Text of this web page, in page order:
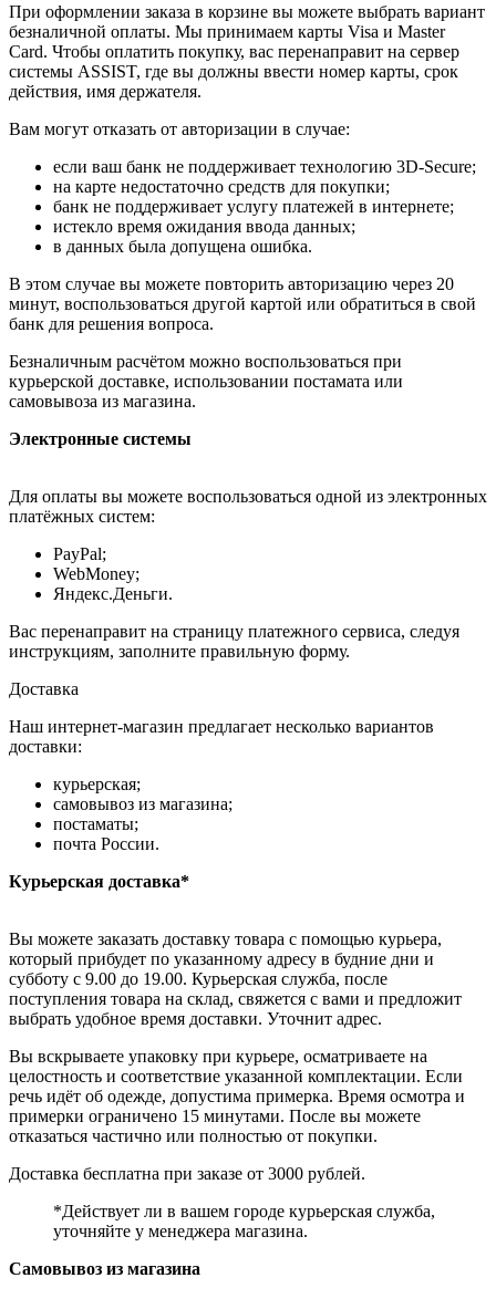
При оформлении заказа в корзине вы можете выбрать вариант
безналичной оплаты. Мы принимаем карты Visa и Master
Card. Чтобы оплатить покупку, вас перенаправит на сервер
системы ASSIST, где вы должны ввести номер карты, срок
действия, имя держателя.
Вам могут отказать от авторизации в случае:
если ваш банк не поддерживает технологию 3D-Secure;
на карте недостаточно средств для покупки;
банк не поддерживает услугу платежей в интернете;
истекло время ожидания ввода данных;
в данных была допущена ошибка.
В этом случае вы можете повторить авторизацию через 20
минут, воспользоваться другой картой или обратиться в свой
банк для решения вопроса.
Безналичным расчётом можно воспользоваться при
курьерской доставке, использовании постамата или
самовывоза из магазина.
Электронные системы
Для оплаты вы можете воспользоваться одной из электронных
платёжных систем:
PayPal;
WebMoney;
Яндекс.Деньги.
Вас перенаправит на страницу платежного сервиса, следуя
инструкциям, заполните правильную форму.
Доставка
Наш интернет-магазин предлагает несколько вариантов
доставки:
курьерская;
самовывоз из магазина;
постаматы;
почта России.
Курьерская доставка*
Вы можете заказать доставку товара с помощью курьера,
который прибудет по указанному адресу в будние дни и
субботу с 9.00 до 19.00. Курьерская служба, после
поступления товара на склад, свяжется с вами и предложит
выбрать удобное время доставки. Уточнит адрес.
Вы вскрываете упаковку при курьере, осматриваете на
целостность и соответствие указанной комплектации. Если
речь идёт об одежде, допустима примерка. Время осмотра и
примерки ограничено 15 минутами. После вы можете
отказаться частично или полностью от покупки.
Доставка бесплатна при заказе от 3000 рублей.
*Действует ли в вашем городе курьерская служба,
уточняйте у менеджера магазина.
Самовывоз из магазина